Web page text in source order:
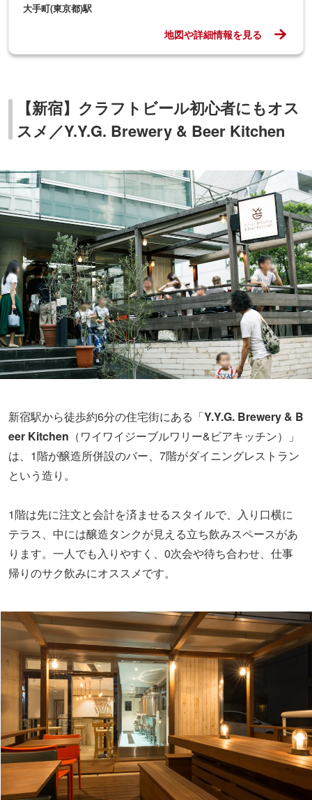
大手町(東京都)駅
地図や詳細情報を見る
【新宿】クラフトビール初心者にもオス
スメ／Y.Y.G. Brewery & Beer Kitchen
新宿駅から徒歩約6分の住宅街にある「Y.Y.G. Brewery & B
eer Kitchen （ワイワイジーブルワリー&ビアキッチン）」
は、1階が醸造所併設のバー、7階がダイニングレストラン
という造り。
1階は先に注文と会計を済ませるスタイルで、入り口横に
テラス、中には醸造タンクが見える立ち飲みスペースがあ
ります。一人でも入りやすく、0次会や待ち合わせ、仕事
帰りのサク飲みにオススメです。